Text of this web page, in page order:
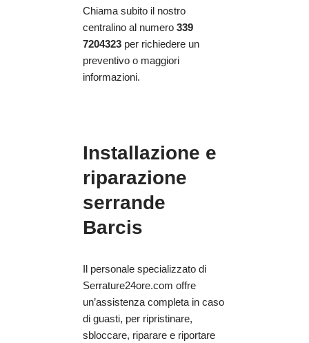
Chiama subito il nostro
centralino al numero 339
7204323 per richiedere un
preventivo o maggiori
informazioni.
Installazione e
riparazione
serrande
Barcis
Il personale specializzato di
Serrature24ore.com offre
un’assistenza completa in caso
di guasti, per ripristinare,
sbloccare, riparare e riportare